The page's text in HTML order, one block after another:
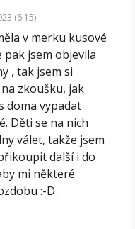
(6:15)
v merku kusové
pak jsem objevila
, tak jsem si
zkoušku, jak
doma vypadat
Děti se na nich
válet, takže jsem
další i do
mi některé
:-D .